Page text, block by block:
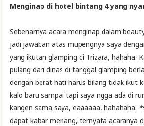
Menginap di hotel bintang 4 yang
Sebenarnya acara menginap dalam
jadi jawaban atas mupengnya saya
yang ikutan glamping di Trizara, hahaha.
pulang dari dinas di tanggal glamping
dengan berat hati harus bilang tidak ikut
kalo baru sampai tapi saya ngga ada di
kangen sama saya, eaaaaaa, hahahaha.
dapat kabar menang, ternyata acaranya